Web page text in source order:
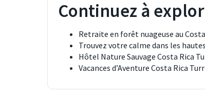
Continuez à
Retraite en forêt nuageuse au
Trouvez votre calme dans les
Hôtel Nature Sauvage Costa Rica
Vacances d’Aventure Costa Rica